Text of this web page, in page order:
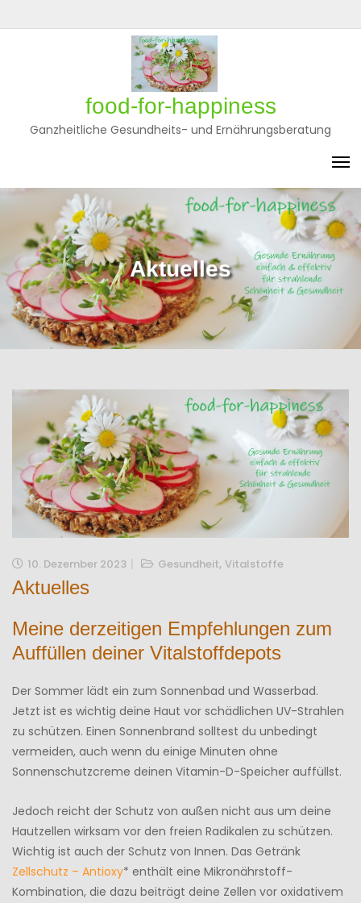
to
Privatsphäre-
Einstellungen
ändern
Historie
der
Privatsphäre-
Einstellungen
Einwilligungen
widerrufen
food-for-happiness
Ganzheitliche Gesundheits- und Ernährungsberatung
Aktuelles
10. Dezember 2023 Gesundheit, Vitalstoffe
Aktuelles
Meine derzeitigen Empfehlungen zum
Auffüllen deiner Vitalstoffdepots
Der Sommer lädt ein zum Sonnenbad und Wasserbad.
Jetzt ist es wichtig deine Haut vor schädlichen UV-Strahlen
zu schützen. Einen Sonnenbrand solltest du unbedingt
vermeiden, auch wenn du einige Minuten ohne
Sonnenschutzcreme deinen Vitamin-D-Speicher auffüllst.
Jedoch reicht der Schutz von außen nicht aus um deine
Hautzellen wirksam vor den freien Radikalen zu schützen.
Wichtig ist auch der Schutz von Innen. Das Getränk
Zellschutz – Antioxy* enthält eine Mikronährstoff-
Kombination, die dazu beiträgt deine Zellen vor oxidativem